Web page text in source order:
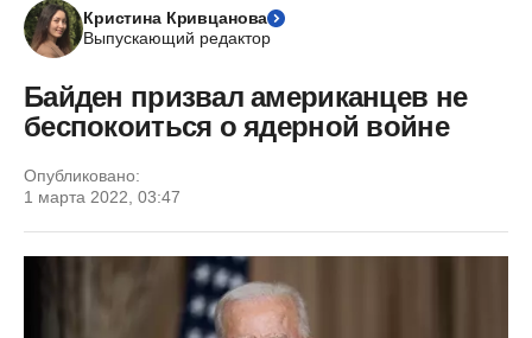
Кристина Кривцанова
Выпускающий редактор
Байден призвал американцев не
беспокоиться о ядерной войне
Опубликовано:
1 марта 2022, 03:47